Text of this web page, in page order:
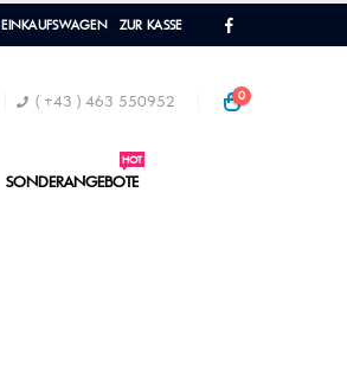
EINKAUFSWAGEN ZUR KASSE
( +43 ) 463 550952 0
SONDERANGEBOTE
HOT